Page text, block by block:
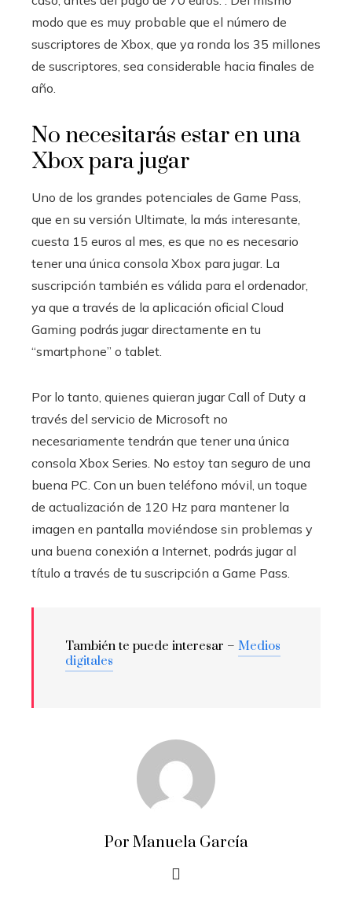
modo que es muy probable que el número de
suscriptores de Xbox, que ya ronda los 35 millones
de suscriptores, sea considerable hacia finales de
año.
No necesitarás estar en una
Xbox para jugar
Uno de los grandes potenciales de Game Pass,
que en su versión Ultimate, la más interesante,
cuesta 15 euros al mes, es que no es necesario
tener una única consola Xbox para jugar. La
suscripción también es válida para el ordenador,
ya que a través de la aplicación oficial Cloud
Gaming podrás jugar directamente en tu
“smartphone” o tablet.
Por lo tanto, quienes quieran jugar Call of Duty a
través del servicio de Microsoft no
necesariamente tendrán que tener una única
consola Xbox Series. No estoy tan seguro de una
buena PC. Con un buen teléfono móvil, un toque
de actualización de 120 Hz para mantener la
imagen en pantalla moviéndose sin problemas y
una buena conexión a Internet, podrás jugar al
título a través de tu suscripción a Game Pass.
También te puede interesar – Medios
digitales
Por Manuela García